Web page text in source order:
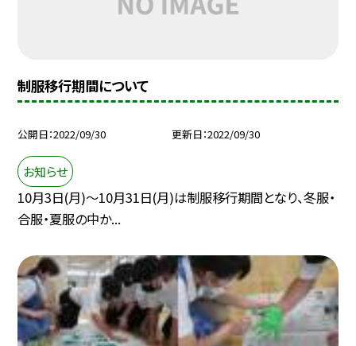
制服移行期間について
公開日 2022/09/30 更新日 2022/09/30
お知らせ
10月3日(月)〜10月31日(月)は制服移行期間となり、冬服・
合服・夏服の中か...